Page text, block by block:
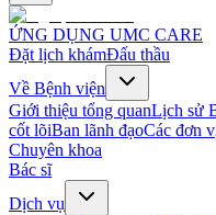
ỨNG DỤNG UMC CARE
Đặt lịch khámĐấu thầu
Về Bệnh viện
Giới thiệu tổng quanLịch sử
cốt lõiBan lãnh đạoCác đơn
Chuyên khoa
Bác sĩ
Dịch vụ